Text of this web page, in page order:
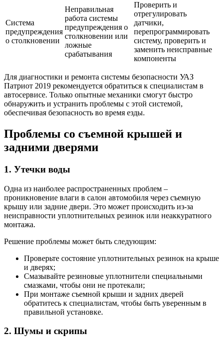
Система
предупреждения
о столкновении
Неправильная
работа системы
предупреждения о
столкновении или
ложные
срабатывания
Проверить и
отрегулировать
датчики,
перепрограммировать
систему, проверить и
заменить неисправные
компоненты
Для диагностики и ремонта системы безопасности УАЗ
Патриот 2019 рекомендуется обратиться к специалистам в
автосервисе. Только опытные механики смогут быстро
обнаружить и устранить проблемы с этой системой,
обеспечивая безопасность во время езды.
Проблемы со съемной крышей и
задними дверями
1. Утечки воды
Одна из наиболее распространенных проблем –
проникновение влаги в салон автомобиля через съемную
крышу или задние двери. Это может происходить из-за
неисправности уплотнительных резинок или неаккуратного
монтажа.
Решение проблемы может быть следующим:
Проверьте состояние уплотнительных резинок на крыше
и дверях;
Смазывайте резиновые уплотнители специальными
смазками, чтобы они не протекали;
При монтаже съемной крыши и задних дверей
обратитесь к специалистам, чтобы быть уверенным в
правильной установке.
2. Шумы и скрипы